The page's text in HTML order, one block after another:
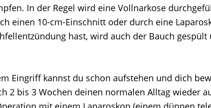
In der Regel wird eine Vollnarkose
einen 10-cm-Einschnitt oder durch eine
hast, wird auch der Bauch gespült
Eingriff kannst du schon aufstehen und dich
2 bis 3 Wochen deinen normalen Alltag wieder